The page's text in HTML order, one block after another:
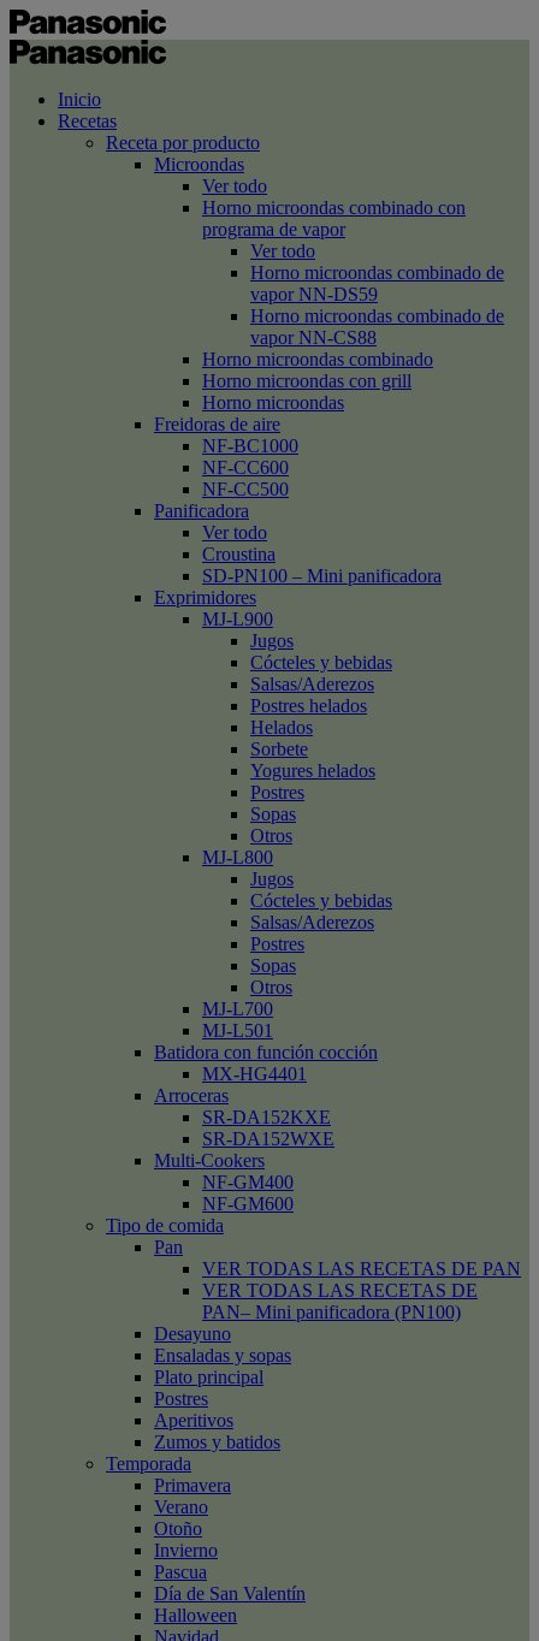
Inicio
Recetas
Receta por producto
Microondas
Ver todo
Horno microondas combinado con
programa de vapor
Ver todo
Horno microondas combinado de
vapor NN-DS59
Horno microondas combinado de
vapor NN-CS88
Horno microondas combinado
Horno microondas con grill
Horno microondas
Freidoras de aire
NF-BC1000
NF-CC600
NF-CC500
Panificadora
Ver todo
Croustina
SD-PN100 – Mini panificadora
Exprimidores
MJ-L900
Jugos
Cócteles y bebidas
Salsas/Aderezos
Postres helados
Helados
Sorbete
Yogures helados
Postres
Sopas
Otros
MJ-L800
Jugos
Cócteles y bebidas
Salsas/Aderezos
Postres
Sopas
Otros
MJ-L700
MJ-L501
Batidora con función cocción
MX-HG4401
Arroceras
SR-DA152KXE
SR-DA152WXE
Multi-Cookers
NF-GM400
NF-GM600
Tipo de comida
Pan
VER TODAS LAS RECETAS DE PAN
VER TODAS LAS RECETAS DE
PAN– Mini panificadora (PN100)
Desayuno
Ensaladas y sopas
Plato principal
Postres
Aperitivos
Zumos y batidos
Temporada
Primavera
Verano
Otoño
Invierno
Pascua
Día de San Valentín
Halloween
Navidad